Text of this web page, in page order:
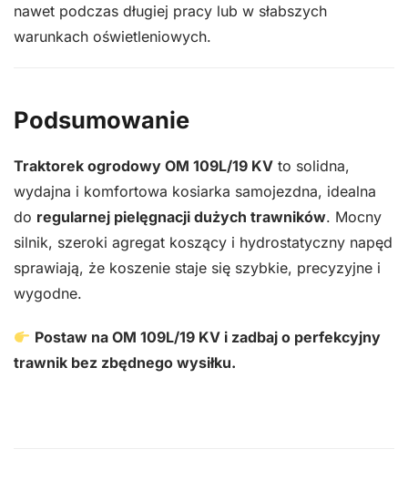
nawet podczas długiej pracy lub w słabszych
warunkach oświetleniowych.
Podsumowanie
Traktorek ogrodowy OM 109L/19 KV to solidna,
wydajna i komfortowa kosiarka samojezdna, idealna
do regularnej pielęgnacji dużych trawników. Mocny
silnik, szeroki agregat koszący i hydrostatyczny napęd
sprawiają, że koszenie staje się szybkie, precyzyjne i
wygodne.
Postaw na OM 109L/19 KV i zadbaj o perfekcyjny
trawnik bez zbędnego wysiłku.